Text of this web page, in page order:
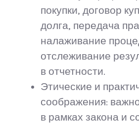
покупки, договор
долга, передача
налаживание
отслеживание
в отчетности.
Этические и
соображения:
в рамках закона и